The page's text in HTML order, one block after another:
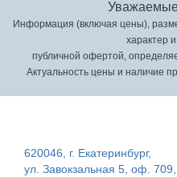
Уважаемые
Информация (включая цены),
характер
публичной офертой,
Актуальность цены и наличие
620046, г. Екатеринбург,
ул. Завокзальная 5, оф. 709,